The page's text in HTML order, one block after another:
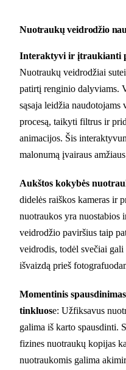
Nuotraukų veidrodžio
Interaktyvi ir įtraukianti
Nuotraukų veidrodžiai
patirtį renginio dalyviams.
sąsaja leidžia
procesą, taikyti filtrus ir
animacijos. Šis
malonumą įvairaus
Aukštos kokybės
didelės raiškos kameras ir
nuotraukos yra nuostabios
veidrodžio paviršius taip
veidrodis, todėl svečiai
išvaizdą prieš
Momentinis
tinkluose: Užfiksavus
galima iš karto spausdinti.
fizines nuotraukų kopijas
nuotraukomis galima